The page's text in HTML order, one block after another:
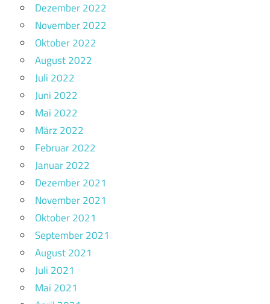
Dezember 2022
November 2022
Oktober 2022
August 2022
Juli 2022
Juni 2022
Mai 2022
März 2022
Februar 2022
Januar 2022
Dezember 2021
November 2021
Oktober 2021
September 2021
August 2021
Juli 2021
Mai 2021